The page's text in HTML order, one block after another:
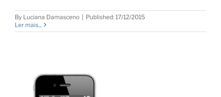
By Luciana Damasceno
Published: 17/12/2015
Ler mais...